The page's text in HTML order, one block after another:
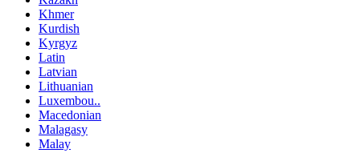
Khmer
Kurdish
Kyrgyz
Latin
Latvian
Lithuanian
Luxembou..
Macedonian
Malagasy
Malay